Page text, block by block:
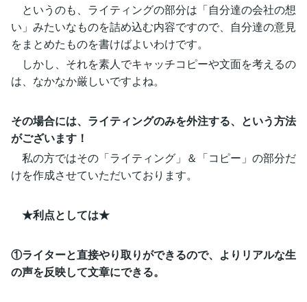
というのも、ライティングの部分は「自分達の会社の想
い」みたいなものを詰め込む内容ですので、自分達の意見
をまとめたものを書けばよいわけです。
しかし、それを素人でキャッチコピーや文面を考えるの
は、なかなか厳しいですよね。
その場合には、ライティングのみを外注する、という方法
がございます！
私の方ではその「ライティング」＆「コピー」の部分だ
けを作成させていただいております。
★利点としては★
①ライターと直接やり取りができるので、よりリアルな生
の声を反映して文章にできる。